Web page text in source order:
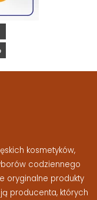
kosmetyków,
codziennego
oryginalne produkty
producenta, których